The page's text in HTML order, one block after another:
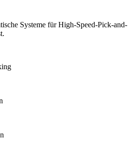
Systeme für High-Speed-Pick-and-